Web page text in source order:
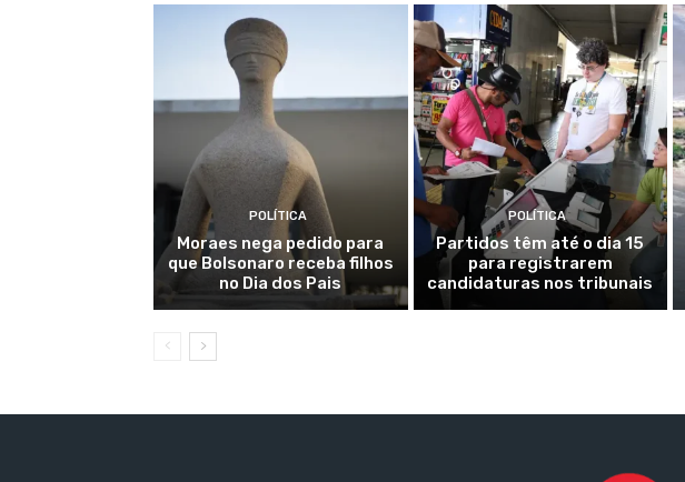
POLÍTICA
Moraes nega pedido para
que Bolsonaro receba filhos
no Dia dos Pais
POLÍTICA
Partidos têm até o dia 15
para registrarem
candidaturas nos tribunais